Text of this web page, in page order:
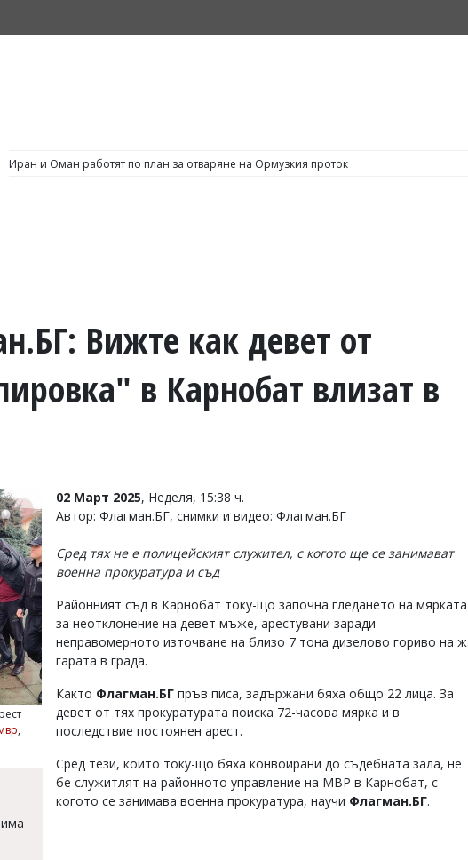
Иран и Оман работят по план за отваряне на Ормузкия проток
Вижте как девет от
в Карнобат влизат в
,
02 Март 2025, Неделя, 15:38 ч.
Автор: Флагман.БГ, снимки и видео: Флагман.БГ
Сред тях не е полицейският служител, с когото ще се занимават
военна прокуратура и съд
Районният съд в Карнобат току-що започна гледането на мярката
за неотклонение на девет мъже, арестувани заради
неправомерното източване на близо 7 тона дизелово гориво на
гарата в града.
Както Флагман.БГ пръв писа, задържани бяха общо 22 лица. За
девет от тях прокуратурата поиска 72-часова мярка и в
последствие постоянен арест.
Сред тези, които току-що бяха конвоирани до съдебната зала, не
бе служитлят на районното управление на МВР в Карнобат, с
когото се занимава военна прокуратура, научи Флагман.БГ.